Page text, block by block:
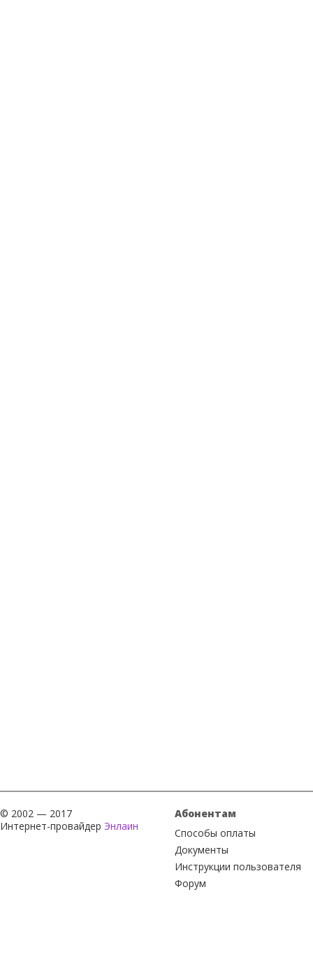
© 2002 — 2017
Интернет-провайдер Энлаин
Абонентам
Способы оплаты
Документы
Инструкции пользователя
Форум